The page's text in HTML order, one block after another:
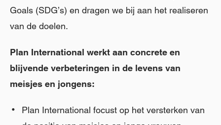
Goals (SDG’s) en dragen we bij aan het realiseren
van de doelen.
Plan International werkt aan concrete en
blijvende verbeteringen in de levens van
meisjes en jongens:
Plan International focust op het versterken van